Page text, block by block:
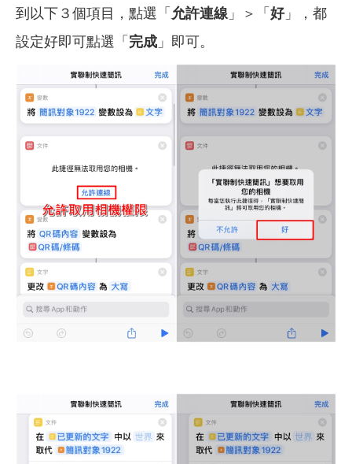
到以下３個項目，點選「 允許連線 」＞「 好」，都
設定好即可點選「 完成 」即可。